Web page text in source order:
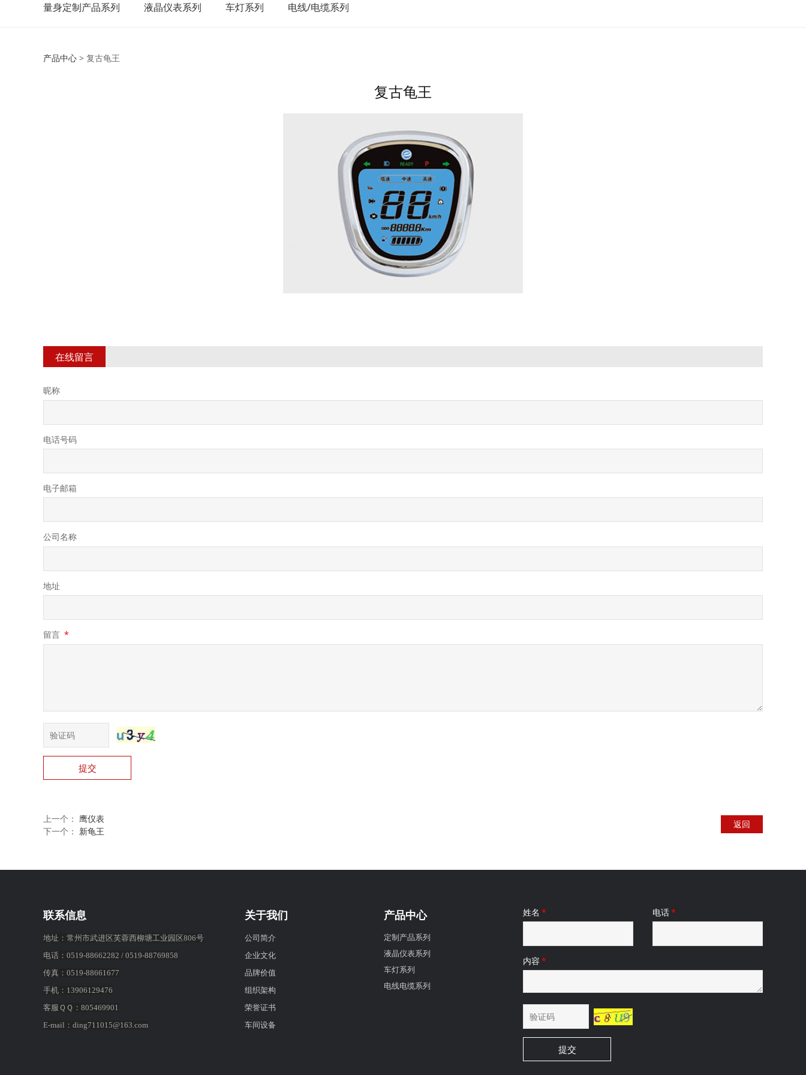
量身定制产品系列 液晶仪表系列 车灯系列 电线/电缆系列
产品中心 > 复古龟王
复古龟王
在线留言
昵称
电话号码
电子邮箱
公司名称
地址
留言 *
提交
上一个： 鹰仪表
下一个： 新龟王
返回
联系信息
地址：常州市武进区芙蓉西柳塘工业园区806号
电话： 0519-88662282 / 0519-88769858
传真：0519-88661677
手机： 13906129476
客服ＱＱ：805469901
E-mail： ding711015@163.com
关于我们
公司简介
企业文化
品牌价值
组织架构
荣誉证书
车间设备
产品中心
定制产品系列
液晶仪表系列
车灯系列
电线电缆系列
姓名 * 电话*
内容 *
提交